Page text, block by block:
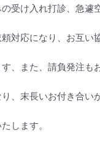
受け入れ打診、急
対応になり、お互
、また、請負発注も
、末長いお付き合い
します。